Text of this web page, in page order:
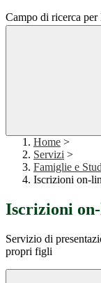
Campo di ricerca per
Home >
Servizi >
Famiglie e
Iscrizioni on-
Iscrizioni
Servizio di
propri figli